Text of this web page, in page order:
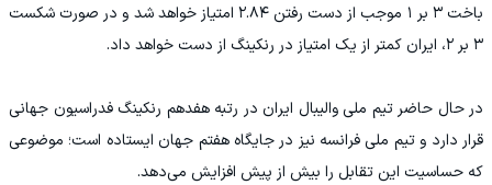
باخت ۳ بر ۱ موجب از دست رفتن ۲.۸۴ امتیاز خواهد شد و در صورت شکست
۳ بر ۲، ایران کمتر از یک امتیاز در رنکینگ از دست خواهد داد.
در حال حاضر تیم ملی والیبال ایران در رتبه هفدهم رنکینگ فدراسیون جهانی
قرار دارد و تیم ملی فرانسه نیز در جایگاه هفتم جهان ایستاده است؛ موضوعی
که حساسیت این تقابل را بیش از پیش افزایش می‌دهد.